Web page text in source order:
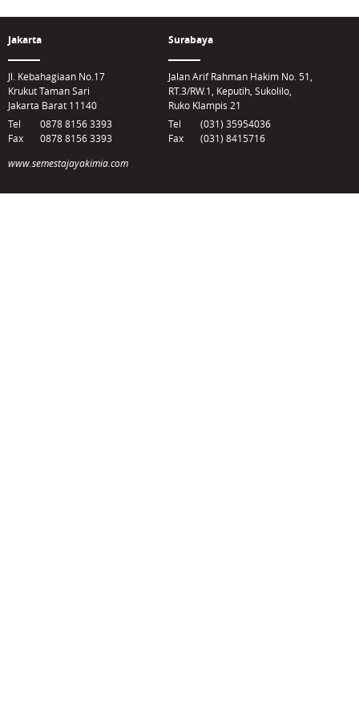
Jakarta
Jl. Kebahagiaan No.17
Krukut Taman Sari
Jakarta Barat 11140
Tel
0878 8156 3393
Fax
0878 8156 3393
Surabaya
Jalan Arif Rahman Hakim No. 51,
RT.3/RW.1, Keputih, Sukolilo,
Ruko Klampis 21
Tel
(031) 35954036
Fax
(031) 8415716
www.semestajayakimia.com